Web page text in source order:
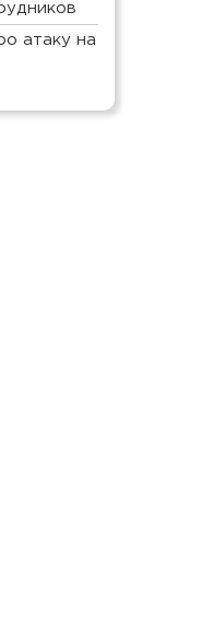
атаку на